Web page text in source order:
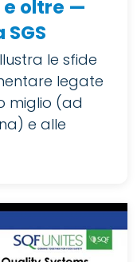
e oltre —
le sfide
legate
miglio (ad
e alle